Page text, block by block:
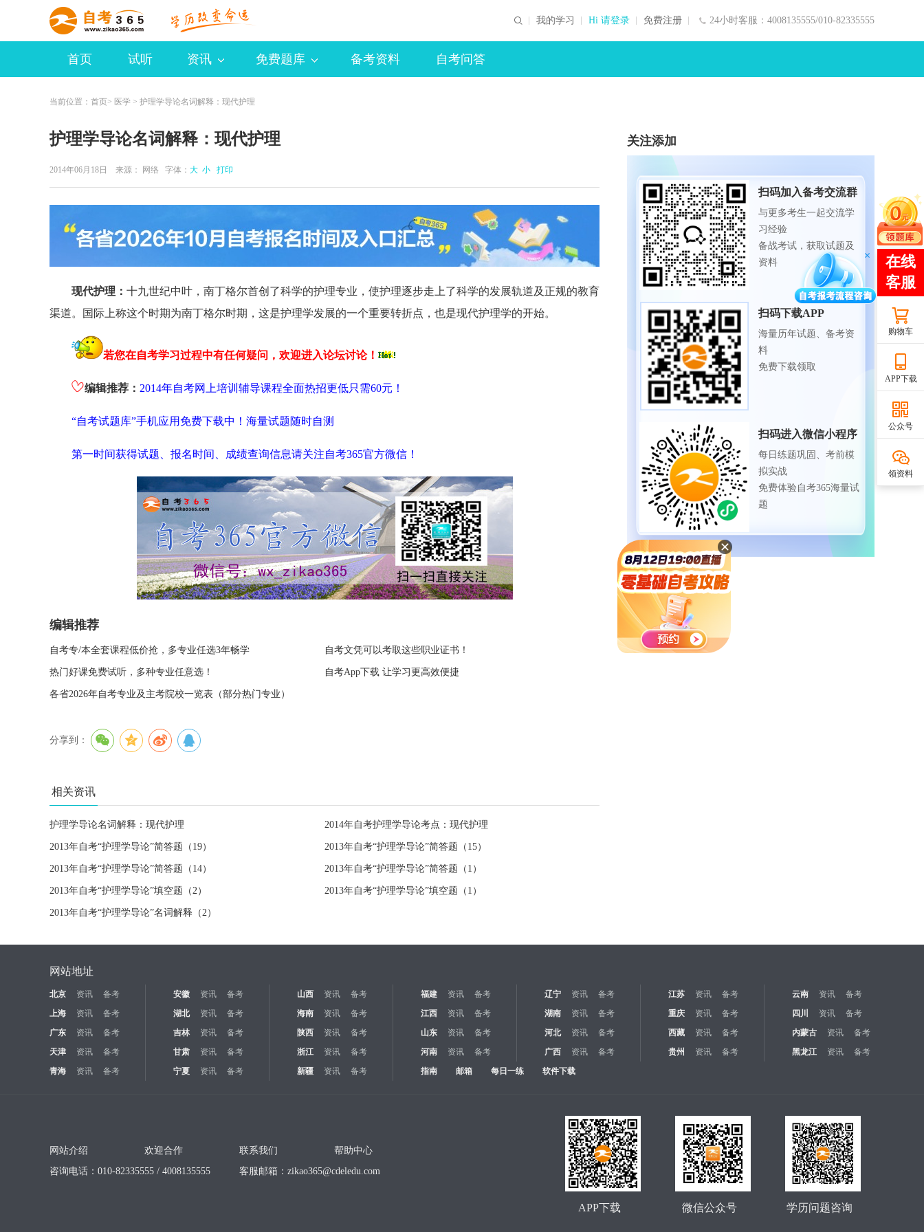
24小时客服：4008135555/010-82335555
我的学习 Hi 请登录 免费注册
首页 试听 资讯 免费题库 备考资料 自考问答
当前位置： 首页> 医学 > 护理学导论名词解释：现代护理
护理学导论名词解释：现代护理
2014年06月18日 来源： 网络 字体： 大 小 打印
现代护理： 十九世纪中叶，南丁格尔首创了科学的护理专业，使护理逐步走上了科学的发展轨道及正规的教育
渠道。国际上称这个时期为南丁格尔时期，这是护理学发展的一个重要转折点，也是现代护理学的开始。
若您在自考学习过程中有任何疑问，欢迎进入论坛讨论！
编辑推荐： 2014年自考网上培训辅导课程全面热招更低只需60元！
“自考试题库”手机应用免费下载中！海量试题随时自测
第一时间获得试题、报名时间、成绩查询信息请关注自考365官方微信！
编辑推荐
自考专/本全套课程低价抢，多专业任选3年畅学 自考文凭可以考取这些职业证书！
热门好课免费试听，多种专业任意选！ 自考App下载 让学习更高效便捷
各省2026年自考专业及主考院校一览表（部分热门专业）
分享到：
相关资讯
护理学导论名词解释：现代护理 2014年自考护理学导论考点：现代护理
2013年自考“护理学导论”简答题（19） 2013年自考“护理学导论”简答题（15）
2013年自考“护理学导论”简答题（14） 2013年自考“护理学导论”简答题（1）
2013年自考“护理学导论”填空题（2） 2013年自考“护理学导论”填空题（1）
2013年自考“护理学导论”名词解释（2）
关注添加
扫码加入备考交流群
与更多考生一起交流学
习经验
备战考试，获取试题及
资料
扫码下载APP
海量历年试题、备考资
料
免费下载领取
扫码进入微信小程序
每日练题巩固、考前模
拟实战
免费体验自考365海量试
题
购物车
APP下载
公众号
领资料
网站地址
北京 资讯 备考 安徽 资讯 备考 山西 资讯 备考 福建 资讯 备考 辽宁 资讯 备考 江苏 资讯 备考 云南 资讯
备考
上海
资讯 备考 湖北 资讯 备考 海南 资讯 备考 江西 资讯 备考 湖南 资讯 备考 重庆 资讯 备考 四川 资讯
备考
广东
资讯 备考 吉林 资讯 备考 陕西 资讯 备考 山东 资讯 备考 河北 资讯 备考 西藏 资讯 备考 内蒙古 资讯
备考
天津
资讯 备考 甘肃 资讯 备考 浙江 资讯 备考 河南 资讯 备考 广西 资讯 备考 贵州 资讯 备考 黑龙江 资讯
备考
青海
资讯 备考 宁夏 资讯 备考 新疆 资讯 备考 指南 邮箱 每日一练 软件下载
网站介绍 欢迎合作 联系我们
帮助中心
咨询电话：010-82335555 / 4008135555
客服邮箱： zikao365@cdeledu.com
学历问题咨询
微信公众号
APP下载